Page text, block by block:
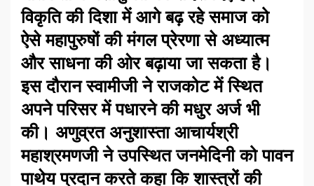
विकृति की दिशा में आगे बढ़ रहे समाज को
ऐसे महापुरुषों की मंगल प्रेरणा से अध्यात्म
और साधना की ओर बढ़ाया जा सकता है।
इस दौरान स्वामीजी ने राजकोट में स्थित
अपने परिसर में पधारने की मधुर अर्ज भी
की। अणुव्रत अनुशास्ता आचार्यश्री
महाश्रमणजी ने उपस्थित जनमेदिनी को पावन
पाथेय प्रदान करते कहा कि शास्त्रों की